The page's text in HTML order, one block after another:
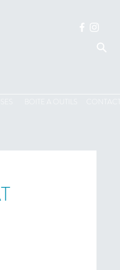
BOITE A OUTILS CONTACT